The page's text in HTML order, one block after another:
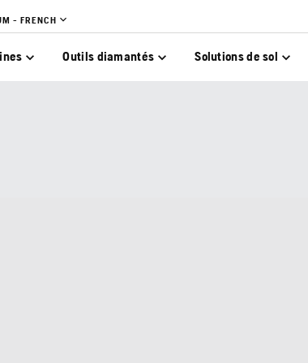
- FRENCH
Outils diamantés Solutions de sol